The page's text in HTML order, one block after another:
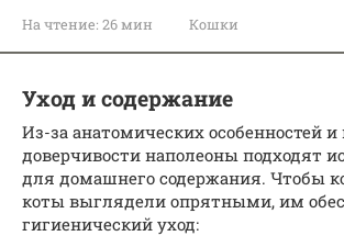
На чтение: 26 мин Кошки
Уход и содержание
Из-за анатомических особенностей
доверчивости наполеоны подходят
для домашнего содержания. Чтобы
коты выглядели опрятными, им
гигиенический уход: